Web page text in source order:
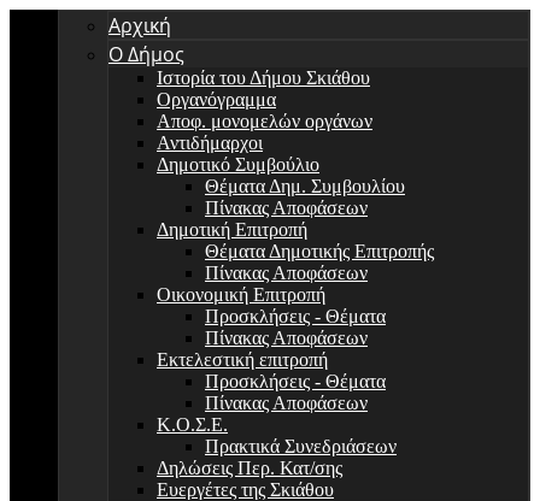
Αρχική
Ο Δήμος
Ιστορία του Δήμου Σκιάθου
Οργανόγραμμα
Αποφ. μονομελών οργάνων
Αντιδήμαρχοι
Δημοτικό Συμβούλιο
Θέματα Δημ. Συμβουλίου
Πίνακας Αποφάσεων
Δημοτική Επιτροπή
Θέματα Δημοτικής Επιτροπής
Πίνακας Αποφάσεων
Οικονομική Επιτροπή
Προσκλήσεις - Θέματα
Πίνακας Αποφάσεων
Εκτελεστική επιτροπή
Προσκλήσεις - Θέματα
Πίνακας Αποφάσεων
Κ.Ο.Σ.Ε.
Πρακτικά Συνεδριάσεων
Δηλώσεις Περ. Κατ/σης
Ευεργέτες της Σκιάθου